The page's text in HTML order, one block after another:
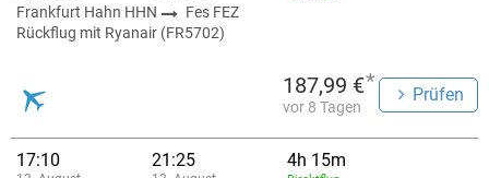
Frankfurt Hahn HHN
Fes FEZ
Rückflug mit Ryanair (FR5702)
187,99 €*
vor 8 Tagen
Prüfen
17:10 21:25 4h 15m